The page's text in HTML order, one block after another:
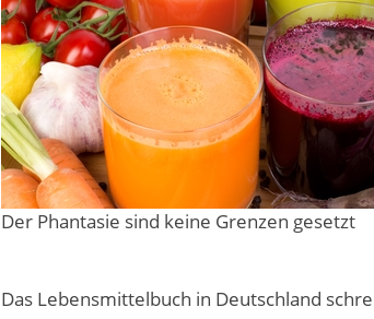
Der Phantasie sind keine Grenzen gesetzt
Das Lebensmittelbuch in Deutschland